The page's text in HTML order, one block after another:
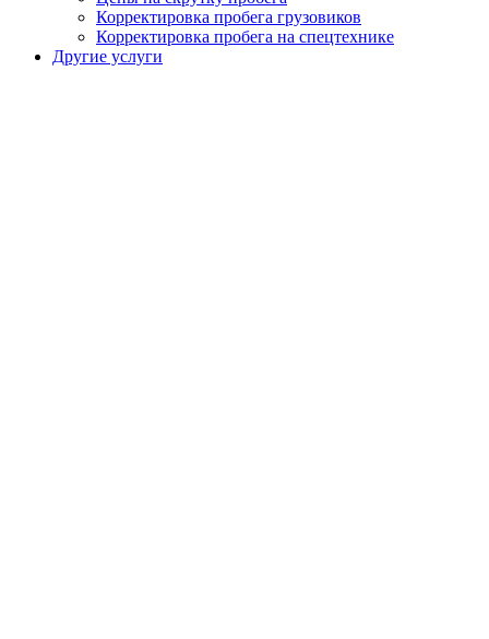
Корректировка пробега грузовиков
Корректировка пробега на спецтехнике
Другие услуги